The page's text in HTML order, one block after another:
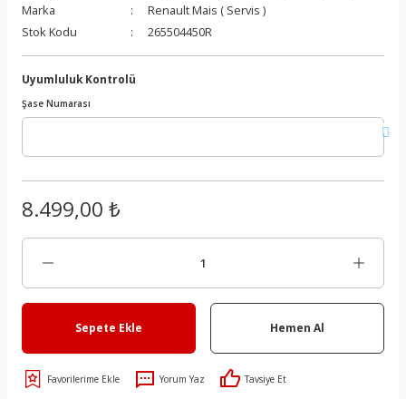
Marka
Renault Mais ( Servis )
Stok Kodu
265504450R
Uyumluluk Kontrolü
Şase Numarası
8.499,00 ₺
Sepete Ekle Hemen Al
Yorum Yaz Tavsiye Et